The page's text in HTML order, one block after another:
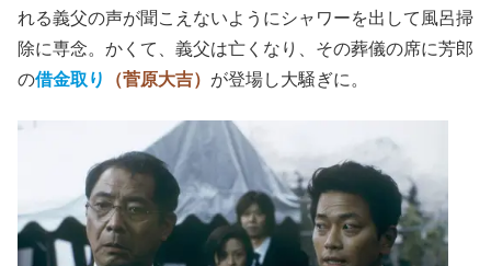
れる義父の声が聞こえないようにシャワーを出して風呂掃
除に専念。かくて、義父は亡くなり、その葬儀の席に芳郎
の借金取り （菅原大吉） が登場し大騒ぎに。